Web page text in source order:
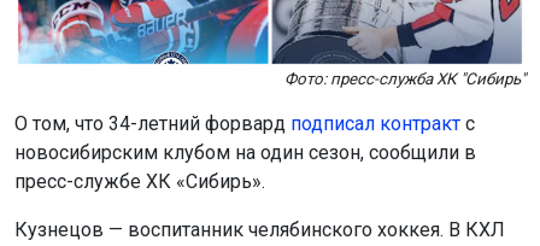
Фото: пресс-служба ХК "Сибирь"
О том, что 34-летний форвард подписал контракт с
новосибирским клубом на один сезон, сообщили в
пресс-службе ХК «Сибирь».
Кузнецов — воспитанник челябинского хоккея. В КХЛ